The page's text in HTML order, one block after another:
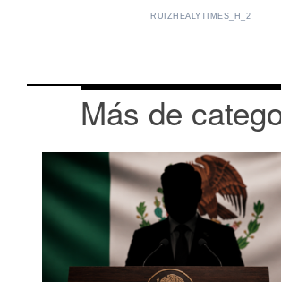
RUIZHEALYTIMES_H_2
Más de